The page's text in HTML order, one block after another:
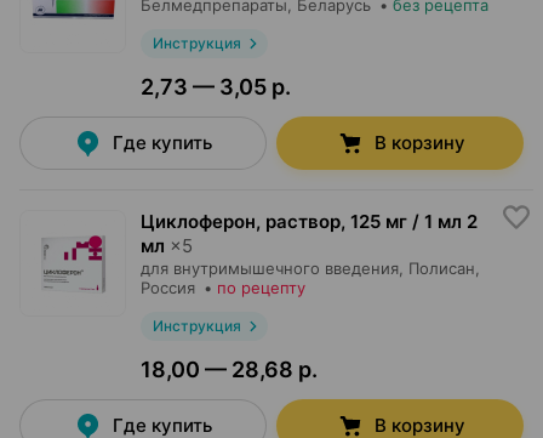
Белмедпрепараты , Беларусь • без рецепта
Инструкция
2,73 — 3,05 р.
Где купить В корзину
Циклоферон, раствор, 125 мг / 1 мл 2
мл ×5
для внутримышечного введения, Полисан
Россия • по рецепту
Инструкция
18,00 — 28,68 р.
Где купить В корзину